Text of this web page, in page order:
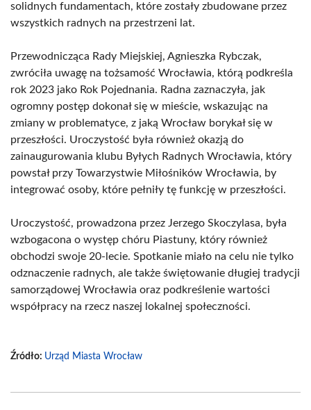
solidnych fundamentach, które zostały zbudowane przez
wszystkich radnych na przestrzeni lat.
Przewodnicząca Rady Miejskiej, Agnieszka Rybczak,
zwróciła uwagę na tożsamość Wrocławia, którą podkreśla
rok 2023 jako Rok Pojednania. Radna zaznaczyła, jak
ogromny postęp dokonał się w mieście, wskazując na
zmiany w problematyce, z jaką Wrocław borykał się w
przeszłości. Uroczystość była również okazją do
zainaugurowania klubu Byłych Radnych Wrocławia, który
powstał przy Towarzystwie Miłośników Wrocławia, by
integrować osoby, które pełniły tę funkcję w przeszłości.
Uroczystość, prowadzona przez Jerzego Skoczylasa, była
wzbogacona o występ chóru Piastuny, który również
obchodzi swoje 20-lecie. Spotkanie miało na celu nie tylko
odznaczenie radnych, ale także świętowanie długiej tradycji
samorządowej Wrocławia oraz podkreślenie wartości
współpracy na rzecz naszej lokalnej społeczności.
Źródło: Urząd Miasta Wrocław